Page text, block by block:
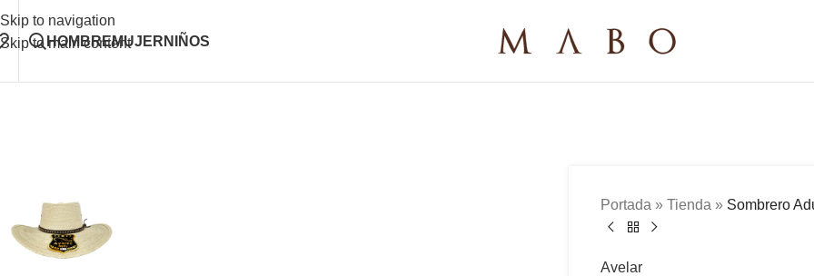
Skip to navigation
Skip to main content
HOMBREMUJER NIÑOS
Portada » Tienda » Sombrero
Avelar